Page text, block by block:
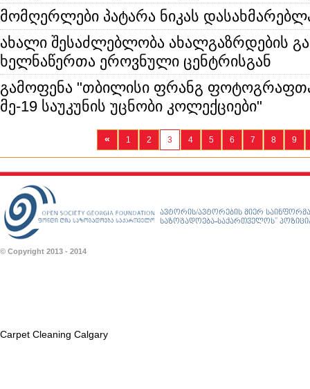
მომღერლები პატარა ნიკას
ახალი შესაძლებლობა ახალგაზრდების
ხელნაწერთა ეროვნული ცენტრისგან
გამოფენა "თბილისი ფრანგ ფოტოგრაფთა
მე-19 საუკუნის უცნობი კოლექციები"
« 1 2 3 4 5 6 7 8 9
ავტორის/ავტორების მიერ
საზოგადოება-საქართველოს”
© Copyright 2013 - 2014
Carpet Cleaning Calgary